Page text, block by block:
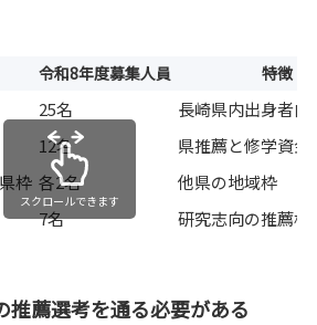
令和8年度募集人員 特徴
25名
長崎県内出身者向
12名
県推薦と修学資金
枠 各2名
他県の地域枠
7名 研究志向の推薦枠
スクロールできます
推薦選考を通る必要がある